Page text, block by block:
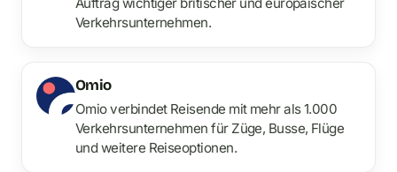
Auftrag wichtiger britischer und europäischer
Verkehrsunternehmen.
Omio
Omio verbindet Reisende mit mehr als 1.000
Verkehrsunternehmen für Züge, Busse, Flüge
und weitere Reiseoptionen.